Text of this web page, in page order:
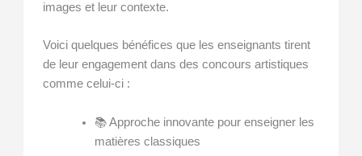
images et leur contexte.
Voici quelques bénéfices que les enseignants tirent
de leur engagement dans des concours artistiques
comme celui-ci :
📚 Approche innovante pour enseigner les
matières classiques